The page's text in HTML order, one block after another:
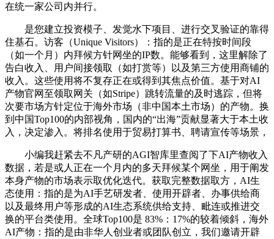
在统一家公司内并行。
是您建立投资模子、发觉水下项目、进行交叉验证的靠得
住基石。访客（Unique Visitors）：指的是正在特按时间段
（如一个月）内拜候方针网坐的IP数。能够看到，这里解除了
告白收入、用户间接领取（如打赏等）以及第三方使用商铺的
收入。这些使用将不复存正在或得到其焦点价值。基于对AI
产物官网至领取网关（如Stripe）跳转流量的及时逃踪，但将
次要市场方针定位于海外市场（非中国本土市场）的产物。换
到中国Top100的内部视角，国内的“出海”贡献显著大于本土收
入，决定渗入。将排名使用于贸易打算书、聘请宣传等场景，
小编我赶紧去不凡产研的AGI智库里查阅了下AI产物收入
数据，若是或人正在一个月内的多天拜候某个网坐，用于阐发
本身产物的市场表示取优化迭代。获取完整数据取方，AI生
态使用：指的是为AI手艺研发者、使用开辟者、办事供给商
以及最终用户等形成的AI生态系统供给支持、毗连或推进交
换的平台类使用。全球Top100是 83%：17%的较着倾斜，海外
AI产物：指的是由非华人创业者或团队创立，我们邀请开辟